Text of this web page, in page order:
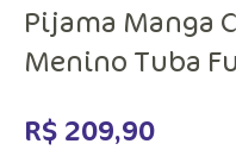
Pijama Manga
Menino Tuba
R$ 209,90